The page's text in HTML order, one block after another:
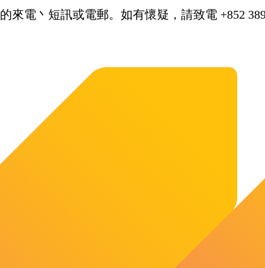
來電丶短訊或電郵。如有懷疑，請致電 +852